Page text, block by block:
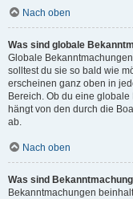
Nach oben
Was sind globale
Globale
solltest du sie so bald wie
erscheinen ganz oben in
Bereich. Ob du eine
hängt von den durch die
ab.
Nach oben
Was sind
Bekanntmachungen